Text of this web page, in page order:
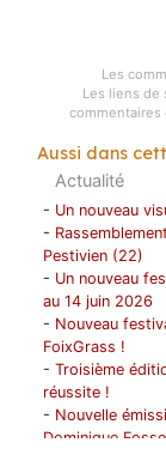
Les
Les liens de
commentaires
Aussi dans
Actualité
- Un nouveau
-
Pestivien (22)
- Un nouveau
au 14 juin 2026
- Nouveau
FoixGrass !
-Troisième
réussite !
- Nouvelle
Dominique Fosse